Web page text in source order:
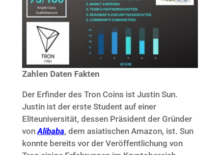
Zahlen Daten Fakten
Der Erfinder des Tron Coins ist Justin Sun.
Justin ist der erste Student auf einer
Eliteuniversität, dessen Präsident der Gründer
vonAlibaba, dem asiatischen Amazon, ist. Sun
konnte bereits vor der Veröffentlichung von